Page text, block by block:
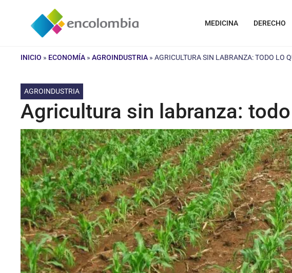
contenido
MEDICINA DERECHO
INICIO » ECONOMÍA » AGROINDUSTRIA » AGRICULTURA SIN LABRANZA: TODO LO
AGROINDUSTRIA
Agricultura sin labranza: